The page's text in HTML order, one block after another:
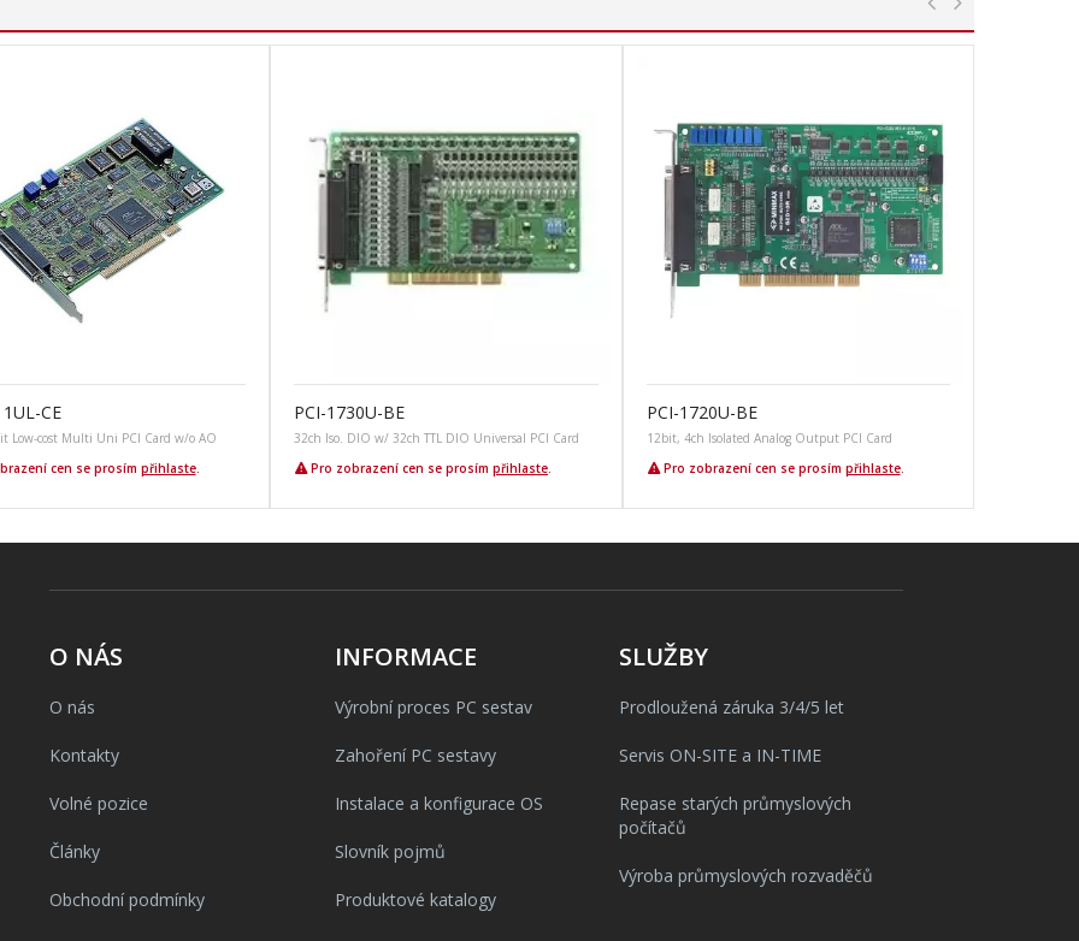
CE
Low-cost Multi Uni PCI Card w/o AO
cen se prosím přihlaste.
PCI-1730U-BE
32ch Iso. DIO w/ 32ch TTL DIO Universal PCI Card
Pro zobrazení cen se prosím přihlaste
PCI-1720U-BE
12bit, 4ch Isolated Analog Output PCI Card
Pro zobrazení cen se prosím přihlaste.
O NÁS
O nás
Kontakty
Volné pozice
Články
Obchodní podmínky
INFORMACE
Výrobní proces PC sestav
Zahoření PC sestavy
Instalace a konfigurace OS
Slovník pojmů
Produktové katalogy
SLUŽBY
Prodloužená záruka 3/4/5 let
Servis ON-SITE a IN-TIME
Repase starých průmyslových
počítačů
Výroba průmyslových rozvaděčů